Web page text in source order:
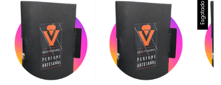
Esgotado